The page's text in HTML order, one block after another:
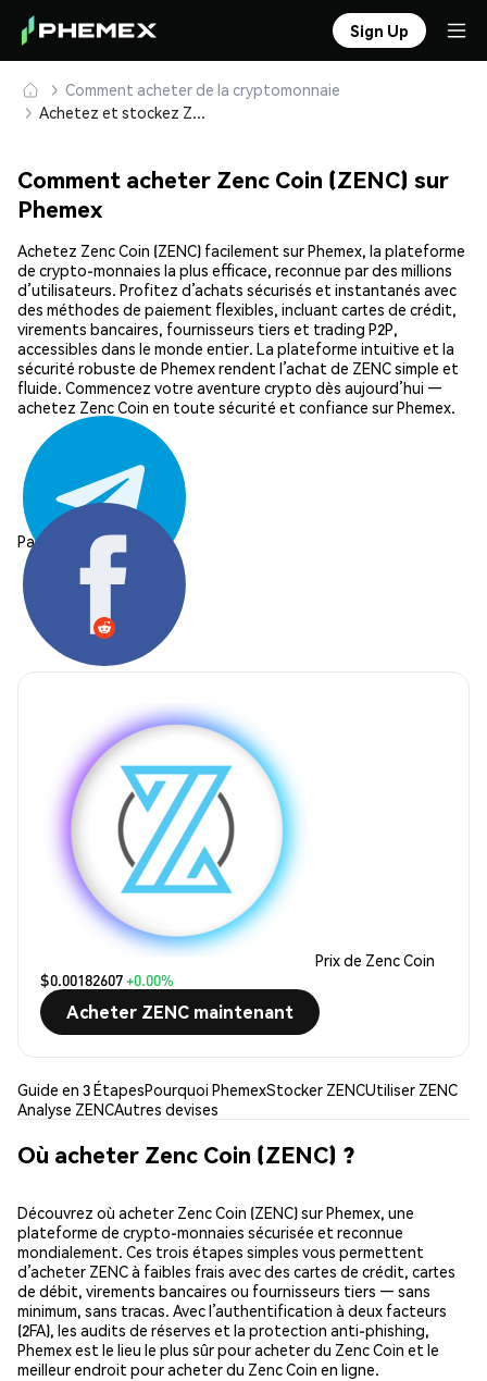
Sign Up
Comment acheter de la cryptomonnaie
Achetez et stockez Zenc Coin (ZENC) en toute sécurité
Comment acheter Zenc Coin (ZENC) sur
Phemex
Achetez Zenc Coin (ZENC) facilement sur Phemex, la plateforme
de crypto-monnaies la plus efficace, reconnue par des millions
d’utilisateurs. Profitez d’achats sécurisés et instantanés avec
des méthodes de paiement flexibles, incluant cartes de crédit,
virements bancaires, fournisseurs tiers et trading P2P,
accessibles dans le monde entier. La plateforme intuitive et la
sécurité robuste de Phemex rendent l’achat de ZENC simple et
fluide. Commencez votre aventure crypto dès aujourd’hui —
achetez Zenc Coin en toute sécurité et confiance sur Phemex.
Partager:
Prix de Zenc Coin
$0.00182607+0.00%
Acheter ZENC maintenant
Guide en 3 ÉtapesPourquoi PhemexStocker ZENCUtiliser ZENC
Analyse ZENCAutres devises
Où acheter Zenc Coin (ZENC) ?
Découvrez où acheter Zenc Coin (ZENC) sur Phemex, une
plateforme de crypto-monnaies sécurisée et reconnue
mondialement. Ces trois étapes simples vous permettent
d’acheter ZENC à faibles frais avec des cartes de crédit, cartes
de débit, virements bancaires ou fournisseurs tiers — sans
minimum, sans tracas. Avec l’authentification à deux facteurs
(2FA), les audits de réserves et la protection anti-phishing,
Phemex est le lieu le plus sûr pour acheter du Zenc Coin et le
meilleur endroit pour acheter du Zenc Coin en ligne.